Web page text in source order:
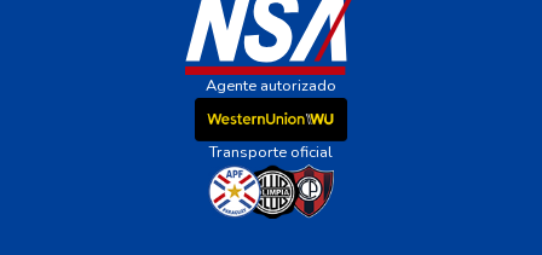
Agente autorizado
Transporte oficial